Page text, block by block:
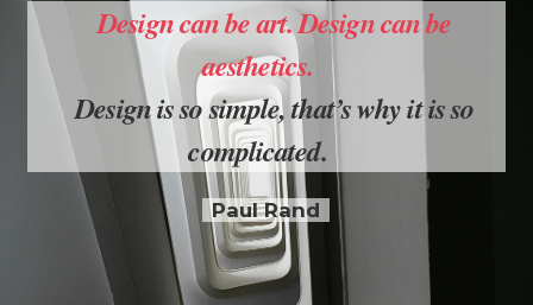
Design can be art. Design can be
aesthetics.
Design is so simple, that’s why it is so
complicated.
Paul Rand